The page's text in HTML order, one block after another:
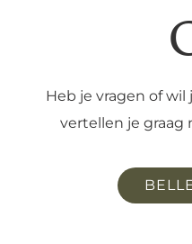
Heb je vragen of
vertellen je graag